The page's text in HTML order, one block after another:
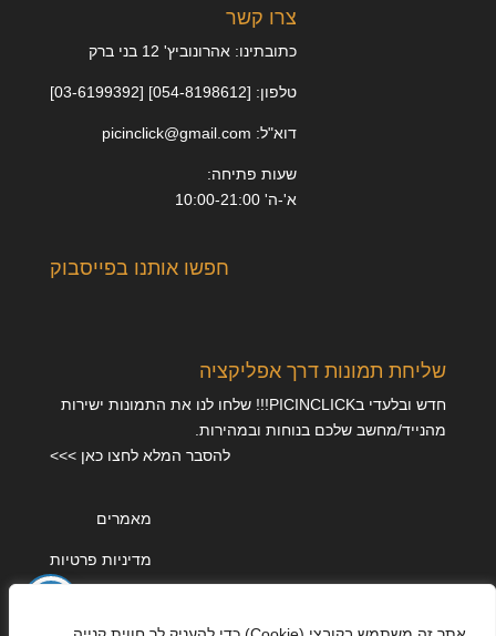
צרו קשר
כתובתינו: אהרונוביץ' 12 בני ברק
טלפון: [054-8198612] [03-6199392]
דוא"ל: picinclick@gmail.com
שעות פתיחה:
א'-ה' 10:00-21:00
חפשו אותנו בפייסבוק
שליחת תמונות דרך אפליקציה
חדש ובלעדי בPICINCLICK!!! שלחו לנו את התמונות ישירות
מהנייד/מחשב שלכם בנוחות ובמהירות.
להסבר המלא לחצו כאן >>>
מאמרים
מדיניות פרטיות